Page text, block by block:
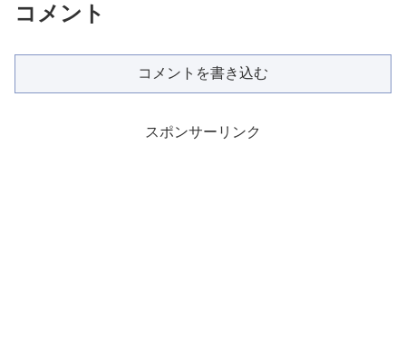
コメント
コメントを書き込む
スポンサーリンク